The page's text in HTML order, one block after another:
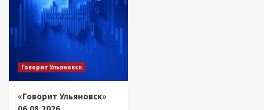
Говорит Ульяновск
«Говорит Ульяновск»